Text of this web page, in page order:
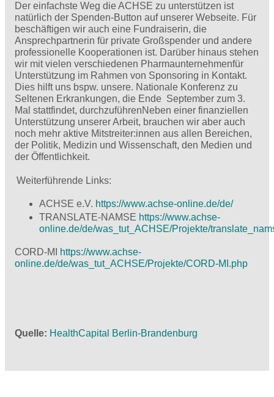
Der einfachste Weg die ACHSE zu unterstützen ist
natürlich der Spenden-Button auf unserer Webseite. Für
beschäftigen wir auch eine Fundraiserin, die
Ansprechpartnerin für private Großspender und andere
professionelle Kooperationen ist. Darüber hinaus stehen
wir mit vielen verschiedenen Pharmaunternehmenfür
Unterstützung im Rahmen von Sponsoring in Kontakt.
Dies hilft uns bspw. unsere. Nationale Konferenz zu
Seltenen Erkrankungen, die Ende September zum 3.
Mal stattfindet, durchzuführenNeben einer finanziellen
Unterstützung unserer Arbeit, brauchen wir aber auch
noch mehr aktive Mitstreiter:innen aus allen Bereichen,
der Politik, Medizin und Wissenschaft, den Medien und
der Öffentlichkeit.
Weiterführende Links:
ACHSE e.V. https://www.achse-online.de/de/
TRANSLATE-NAMSE https://www.achse-
online.de/de/was_tut_ACHSE/Projekte/
CORD-MI
https://www.achse-
online.de/de/was_tut_ACHSE/Projekte/CORD-MI.php
Quelle HealthCapital Berlin-Brandenburg